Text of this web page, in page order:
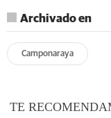
Archivado en
Camponaraya
TE